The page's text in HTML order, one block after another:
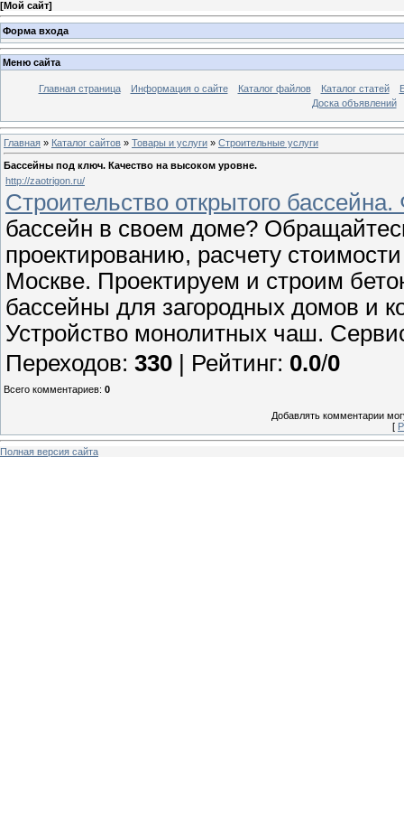
[Мой сайт]
Форма входа
Меню сайта
Главная страница Информация о сайте Каталог файлов Каталог статей
Доска объявлений
Главная » Каталог сайтов » Товары и услуги » Строительные услуги
Бассейны под ключ. Качество на высоком уровне.
http://zaotrigon.ru/
Строительство открытого
бассейн в своем доме?
проектированию, расчету
Москве. Проектируем и строим
бассейны для загородных домов и
Устройство монолитных чаш.
Переходов: 330 | Рейтинг: 0.0/0
Всего комментариев: 0
Добавлять комментарии
[
Полная версия сайта